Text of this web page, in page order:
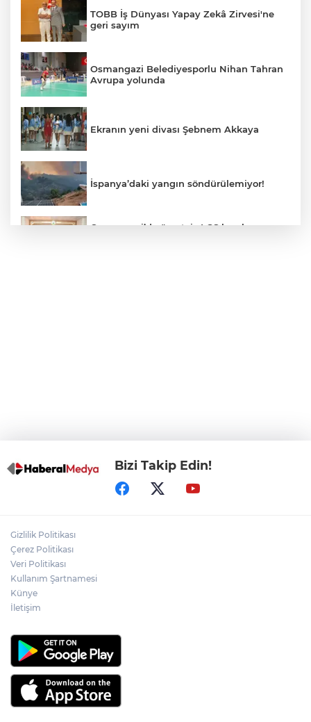
TOBB İş Dünyası Yapay Zekâ Zirvesi'ne
geri sayım
Osmangazi Belediyesporlu Nihan Tahran
Avrupa yolunda
Ekranın yeni divası Şebnem Akkaya
İspanya’daki yangın söndürülemiyor!
Osmangazi’de ücretsiz LGS kurslarının
Bizi Takip Edin!
Gizlilik Politikası
Çerez Politikası
Veri Politikası
Kullanım Şartnamesi
Künye
İletişim